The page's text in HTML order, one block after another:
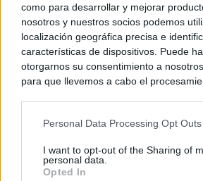
como para desarrollar y mejorar
nosotros y nuestros socios podemos
localización geográfica precisa e
características de dispositivos. Puede
otorgarnos su consentimiento a
para que llevemos a cabo el
negar su consentimiento. Tenga en
de su consentimiento, pero usted tiene
rechazar tal procesamiento. Sus
Personal Data Processing Opt Outs
I want to opt-out of the Sharing of
personal data.
Opted In